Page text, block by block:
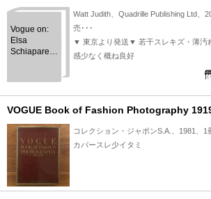
Vogue on:
Elsa
Schiaparelli
Watt Judith、Quadrille Publishing Ltd、
売･･･
▼ 東京より発送▼ 若干スレキズ・薄汚
感少なく概ね良好
VOGUE Book of Fashion Photography
コレクション・ジャポンS.A.、1981、1
カバースレ少イタミ